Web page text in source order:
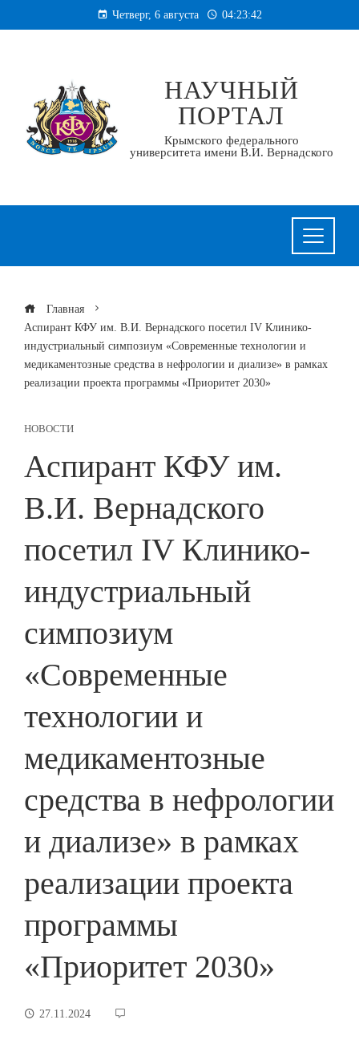
к
Четверг, 6 августа 04:23:42
НАУЧНЫЙ
ПОРТАЛ
Крымского федерального
университета имени В.И. Вернадского
Главная
Аспирант КФУ им. В.И. Вернадского посетил IV Клинико-
индустриальный симпозиум «Современные технологии и
медикаментозные средства в нефрологии и диализе» в рамках
реализации проекта программы «Приоритет 2030»
НОВОСТИ
Аспирант КФУ им.
В.И. Вернадского
посетил IV Клинико-
индустриальный
симпозиум
«Современные
технологии и
медикаментозные
средства в нефрологии
и диализе» в рамках
реализации проекта
программы
«Приоритет 2030»
27.11.2024